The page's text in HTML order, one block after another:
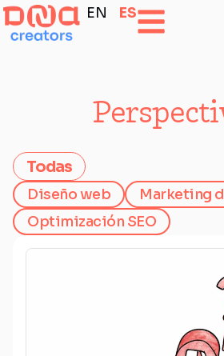
EN ES
Todas
Diseño web
Marketing
Optimización SEO